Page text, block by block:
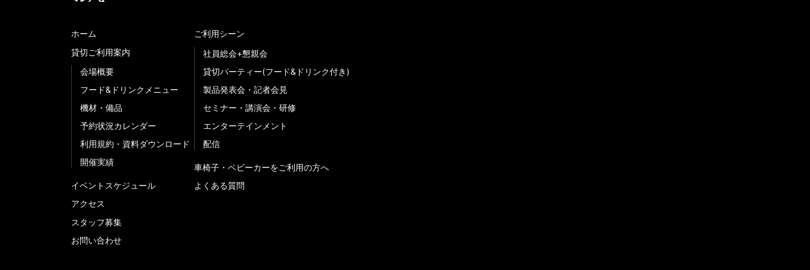
ホーム
貸切ご利用案内
会場概要
フード&ドリンクメニュー
機材・備品
予約状況カレンダー
利用規約・資料ダウンロード
開催実績
イベントスケジュール
アクセス
スタッフ募集
お問い合わせ
ご利用シーン
社員総会+懇親会
貸切パーティー(フード&ドリンク付き)
製品発表会・記者会見
セミナー・講演会・研修
エンターテインメント
配信
車椅子・ベビーカーをご利用の方へ
よくある質問